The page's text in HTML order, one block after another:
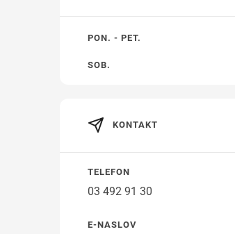
sobota
PON. - PET.
SOB.
KONTAKT
TELEFON
03 492 91 30
E-NASLOV